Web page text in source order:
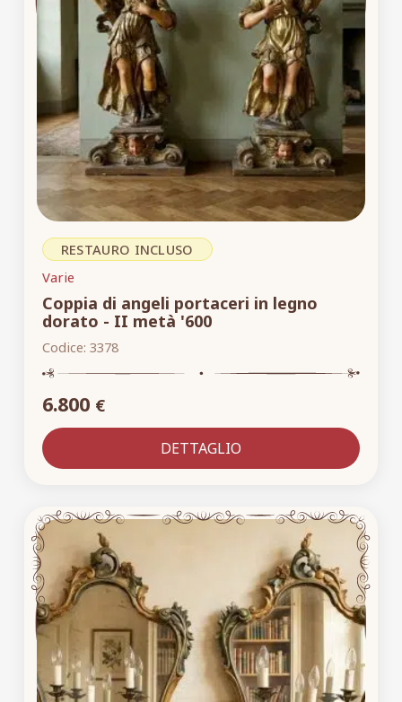
RESTAURO INCLUSO
Varie
Coppia di angeli portaceri in legno
dorato - II metà '600
Codice: 3378
6.800 €
DETTAGLIO